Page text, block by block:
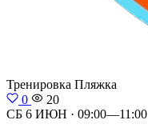
Тренировка Пляжка
0
20
СБ 6 ИЮН · 09:00—11:00